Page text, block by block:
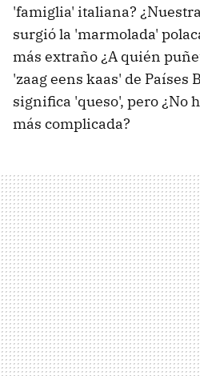
'famiglia' italiana?
surgió la 'marmolada'
más extraño ¿A quién
'zaag eens kaas' de Países
significa 'queso', pero ¿No
más complicada?